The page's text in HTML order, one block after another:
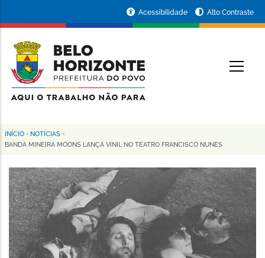
conteúdo
principal
da
Prefeitura
de
Horizonte
Acessibilidade Alto Contraste
Trilha
navegação
INÍCIO - NOTÍCIAS -
BANDA MINEIRA MOONS LANÇA VINIL NO TEATRO FRANCISCO NUNES